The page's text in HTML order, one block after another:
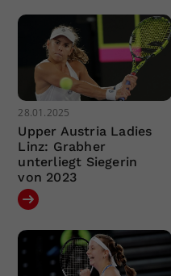
28.01.2025
Upper Austria Ladies
Linz: Grabher
unterliegt Siegerin
von 2023